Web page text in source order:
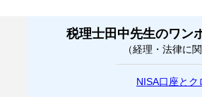
税理士田中先生のワン
（経理・法律に
NISA口座とク